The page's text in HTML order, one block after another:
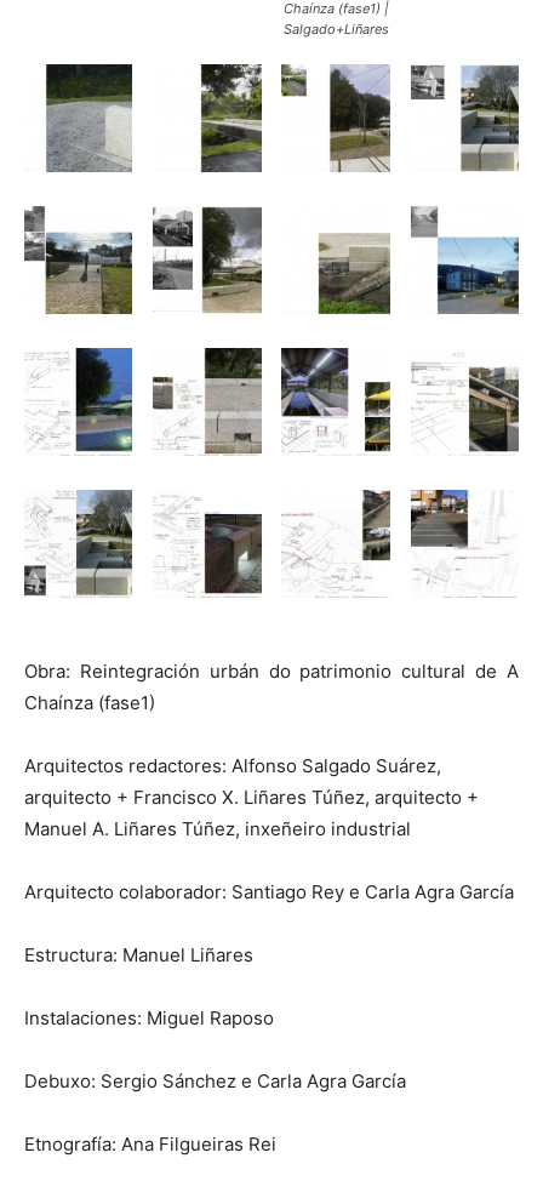
Chaínza (fase1) |
Salgado+Liñares
Obra: Reintegración urbán do patrimonio cultural de A
Chaínza (fase1)
Arquitectos redactores: Alfonso Salgado Suárez,
arquitecto + Francisco X. Liñares Túñez, arquitecto +
Manuel A. Liñares Túñez, inxeñeiro industrial
Arquitecto colaborador: Santiago Rey e Carla Agra García
Estructura: Manuel Liñares
Instalaciones: Miguel Raposo
Debuxo: Sergio Sánchez e Carla Agra García
Etnografía: Ana Filgueiras Rei